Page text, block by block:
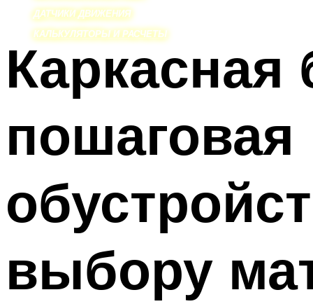
ДАТЧИКИ ДВИЖЕНИЯ
КАЛЬКУЛЯТОРЫ И РАСЧЕТЫ
Меню
пошаговая
выбору